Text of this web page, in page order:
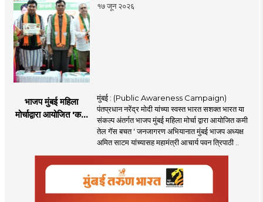
१७ जून २०२६
भाजप मुंबई महिला
मोर्चाद्वारा आयोजित 'कमी
मुंबई : (Public Awareness Campaign)
पंतप्रधान नरेंद्र मोदी यांच्या स्वस्त भारत सशक्त भारत या
संकल्प अंतर्गत भाजप मुंबई महिला मोर्चा द्वारा आयोजित कमी
तेल गॅस बचत ' जनजागरण अभियानात मुंबई भाजप अध्यक्ष
अमित साटम यांच्यासह महामंत्री आचार्य पवन त्रिपाठी ..